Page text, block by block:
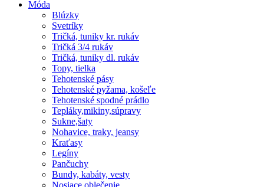
Móda
Blúzky
Svetríky
Tričká, tuniky kr. rukáv
Tričká 3/4 rukáv
Tričká, tuniky dl. rukáv
Topy, tielka
Tehotenské pásy
Tehotenské pyžama, košeľe
Tehotenské spodné prádlo
Tepláky,mikiny,súpravy
Sukne,šaty
Nohavice, traky, jeansy
Kraťasy
Legíny
Pančuchy
Bundy, kabáty, vesty
Nosiace oblečenie